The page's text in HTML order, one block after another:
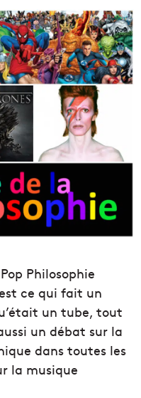
Philosophie
ce qui fait un
un tube, tout
un débat sur la
dans toutes les
la musique